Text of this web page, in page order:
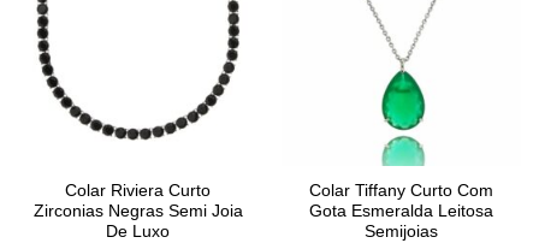
Colar Riviera Curto
Zirconias Negras Semi Joia
De Luxo
Colar Tiffany Curto Com
Gota Esmeralda Leitosa
Semijoias